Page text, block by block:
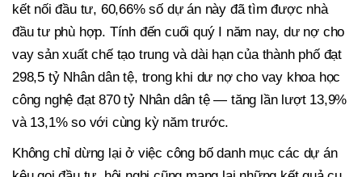
kết nối đầu tư, 60,66% số dự án này đã tìm được nhà
đầu tư phù hợp. Tính đến cuối quý I năm nay, dư nợ cho
vay sản xuất chế tạo trung và dài hạn của thành phố đạt
298,5 tỷ Nhân dân tệ, trong khi dư nợ cho vay khoa học
công nghệ đạt 870 tỷ Nhân dân tệ — tăng lần lượt 13,9%
và 13,1% so với cùng kỳ năm trước.
Không chỉ dừng lại ở việc công bố danh mục các dự án